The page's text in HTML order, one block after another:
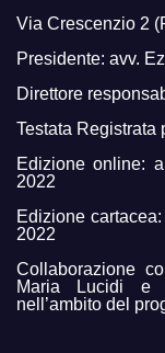
Via Crescenzio 2
Presidente: avv.
Direttore
Testata Registrata
Edizione online:
2022
Edizione
2022
Collaborazione
Maria Lucidi e
nell’ambito del